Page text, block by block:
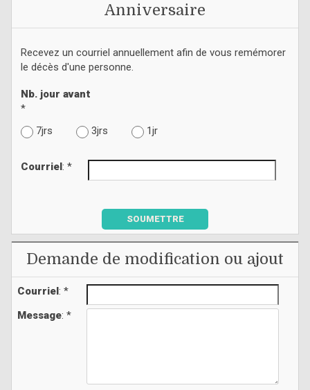
Anniversaire
Recevez un courriel annuellement afin de vous remémorer
le décès d'une personne.
Nb. jour avant
*
7jrs
3jrs 1jr
Courriel : *
SOUMETTRE
Demande de modification ou ajout
Courriel: *
Message: *